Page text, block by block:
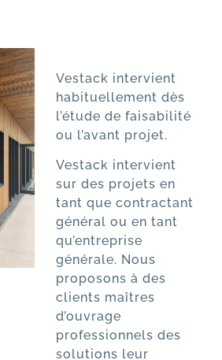
Vestack intervient
habituellement dès
l’étude de faisabilité
ou l’avant projet.
Vestack intervient
sur des projets en
tant que contractant
général ou en tant
qu’entreprise
générale. Nous
proposons à des
clients maîtres
d’ouvrage
professionnels des
solutions leur